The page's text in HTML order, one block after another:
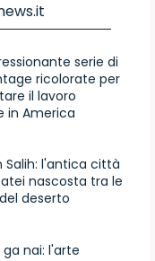
serie di
ricolorate per
il lavoro
in America
Salih: l'antica città
nascosta tra le
deserto
ga nai: l'arte